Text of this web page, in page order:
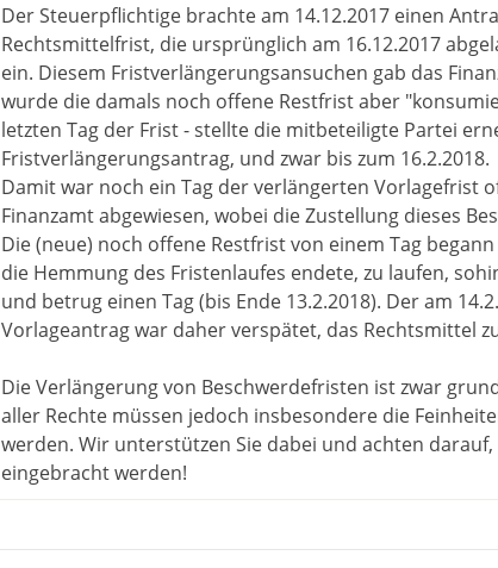
Der Steuerpflichtige brachte am 14.12.2017 einen
Rechtsmittelfrist, die ursprünglich am 16.12.2017
ein. Diesem Fristverlängerungsansuchen gab das
wurde die damals noch offene Restfrist aber
letzten Tag der Frist - stellte die mitbeteiligte Partei
Fristverlängerungsantrag, und zwar bis zum 16.2.2018.
Damit war noch ein Tag der verlängerten Vorlagefrist
Finanzamt abgewiesen, wobei die Zustellung dieses
Die (neue) noch offene Restfrist von einem Tag
die Hemmung des Fristenlaufes endete, zu laufen,
und betrug einen Tag (bis Ende 13.2.2018). Der am
Vorlageantrag war daher verspätet, das Rechtsmittel
Die Verlängerung von Beschwerdefristen ist zwar
aller Rechte müssen jedoch insbesondere die
werden. Wir unterstützen Sie dabei und achten
eingebracht werden!